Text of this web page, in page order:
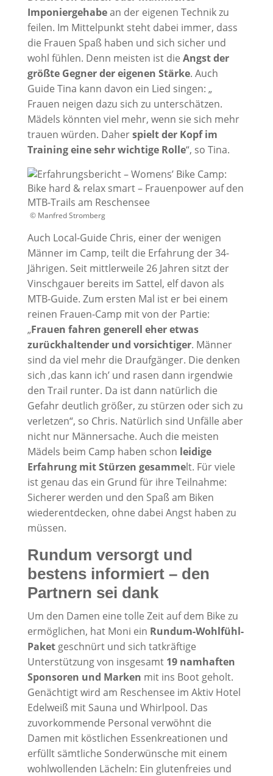
Imponiergehabean der eigenen Technik zu
feilen. Im Mittelpunkt steht dabei immer, dass
die Frauen Spaß haben und sich sicher und
wohl fühlen. Denn meisten ist die Angst der
größte Gegner der eigenen Stärke. Auch
Guide Tina kann davon ein Lied singen: „
Frauen neigen dazu sich zu unterschätzen.
Mädels könnten viel mehr, wenn sie sich mehr
trauen würden. Daherspielt der Kopf im
Training eine sehr wichtige Rolle“, so Tina.
© Manfred Stromberg
Auch Local-Guide Chris, einer der wenigen
Männer im Camp, teilt die Erfahrung der 34-
Jährigen. Seit mittlerweile 26 Jahren sitzt der
Vinschgauer bereits im Sattel, elf davon als
MTB-Guide. Zum ersten Mal ist er bei einem
reinen Frauen-Camp mit von der Partie:
„Frauen fahren generell eher etwas
zurückhaltender und vorsichtiger. Männer
sind da viel mehr die Draufgänger. Die denken
sich ‚das kann ich’ und rasen dann irgendwie
den Trail runter. Da ist dann natürlich die
Gefahr deutlich größer, zu stürzen oder sich zu
verletzen“, so Chris. Natürlich sind Unfälle aber
nicht nur Männersache. Auch die meisten
Mädels beim Camp haben schon leidige
Erfahrung mit Stürzen gesammelt. Für viele
ist genau das ein Grund für ihre Teilnahme:
Sicherer werden und den Spaß am Biken
wiederentdecken, ohne dabei Angst haben zu
müssen.
Rundum versorgt und
bestens informiert – den
Partnern sei dank
Um den Damen eine tolle Zeit auf dem Bike zu
ermöglichen, hat Moni ein Rundum-Wohlfühl-
Paketgeschnürt und sich tatkräftige
Unterstützung von insgesamt19 namhaften
Sponsoren und Marken mit ins Boot geholt.
Genächtigt wird am Reschensee im Aktiv Hotel
Edelweiß mit Sauna und Whirlpool. Das
zuvorkommende Personal verwöhnt die
Damen mit köstlichen Essenkreationen und
erfüllt sämtliche Sonderwünsche mit einem
wohlwollenden Lächeln: Ein glutenfreies und